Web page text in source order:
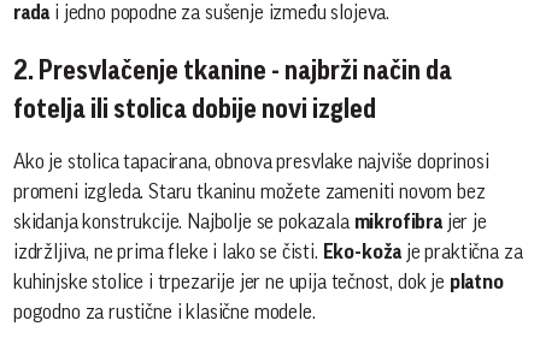
rada i jedno popodne za sušenje između slojeva.
2. Presvlačenje tkanine - najbrži način da
fotelja ili stolica dobije novi izgled
Ako je stolica tapacirana, obnova presvlake najviše doprinosi
promeni izgleda. Staru tkaninu možete zameniti novom bez
skidanja konstrukcije. Najbolje se pokazala mikrofibrajer je
izdržljiva, ne prima fleke i lako se čisti. Eko-koža je praktična za
kuhinjske stolice i trpezarije jer ne upija tečnost, dok je platno
pogodno za rustične i klasične modele.